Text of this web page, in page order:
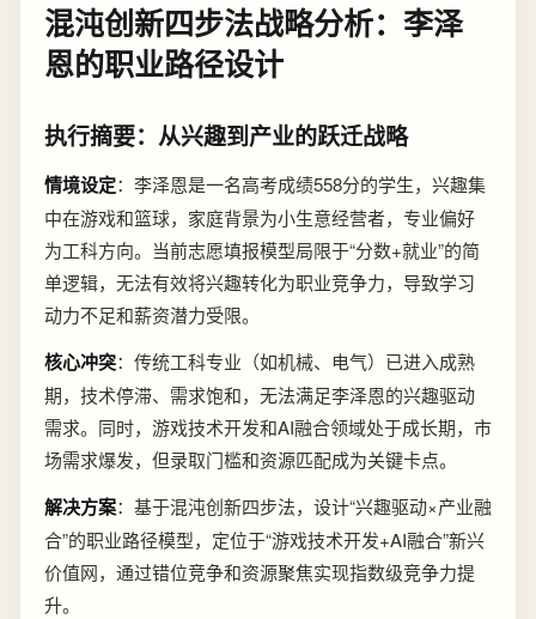
混沌创新四步法战略分析：李泽
恩的职业路径设计
执行摘要：从兴趣到产业的跃迁战略
情境设定：李泽恩是一名高考成绩558分的学生，兴趣集
中在游戏和篮球，家庭背景为小生意经营者，专业偏好
为工科方向。当前志愿填报模型局限于“分数+就业”的简
单逻辑，无法有效将兴趣转化为职业竞争力，导致学习
动力不足和薪资潜力受限。
核心冲突：传统工科专业（如机械、电气）已进入成熟
期，技术停滞、需求饱和，无法满足李泽恩的兴趣驱动
需求。同时，游戏技术开发和AI融合领域处于成长期，市
场需求爆发，但录取门槛和资源匹配成为关键卡点。
解决方案：基于混沌创新四步法，设计“兴趣驱动×产业融
合”的职业路径模型，定位于“游戏技术开发+AI融合”新兴
价值网，通过错位竞争和资源聚焦实现指数级竞争力提
升。